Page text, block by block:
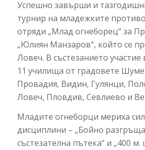
Успешно завърши и
турнир на младежките
отряди „Млад огнеборец“ за
„Юлиян Манзаров“, който се
Ловеч. В състезанието участие
11 училища от градовете
Провадия, Видин, Гулянци,
Ловеч, Пловдив, Севлиево и
Младите огнеборци мериха
дисциплини – „Бойно
състезателна пътека“ и „400